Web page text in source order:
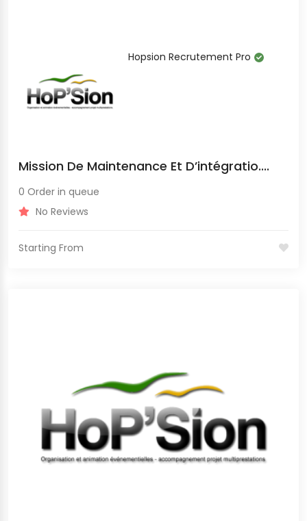
Hopsion Recrutement Pro
Mission De Maintenance Et D’intégratio....
0 Order in queue
No Reviews
Starting From